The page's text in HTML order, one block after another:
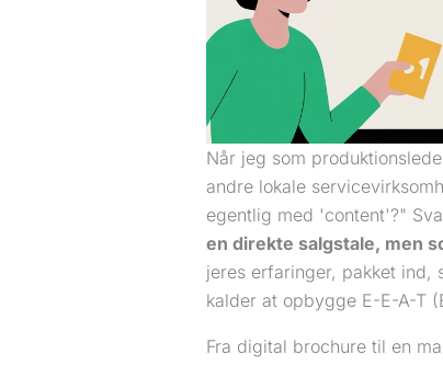
Når jeg som
andre lokale
egentlig med 'content'?"
en direkte salgstale, men
jeres erfaringer, pakket ind,
kalder at opbygge E-E-A-T
Fra digital brochure til en